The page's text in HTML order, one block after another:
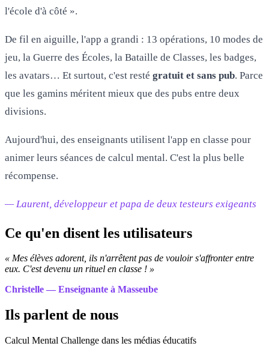
l'école d'à côté ».
De fil en aiguille, l'app a grandi : 13 opérations, 10 modes de
jeu, la Guerre des Écoles, la Bataille de Classes, les badges,
les avatars… Et surtout, c'est resté gratuit et sans pub. Parce
que les gamins méritent mieux que des pubs entre deux
divisions.
Aujourd'hui, des enseignants utilisent l'app en classe pour
animer leurs séances de calcul mental. C'est la plus belle
récompense.
— Laurent, développeur et papa de deux testeurs exigeants
Ce qu'en disent les utilisateurs
« Mes élèves adorent, ils n'arrêtent pas de vouloir s'affronter entre
eux. C'est devenu un rituel en classe ! »
Christelle — Enseignante à Masseube
Ils parlent de nous
Calcul Mental Challenge dans les médias éducatifs